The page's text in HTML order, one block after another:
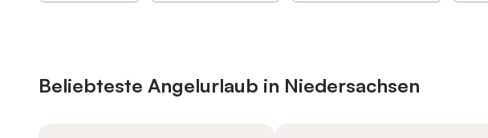
Beliebteste Angelurlaub in Niedersachsen